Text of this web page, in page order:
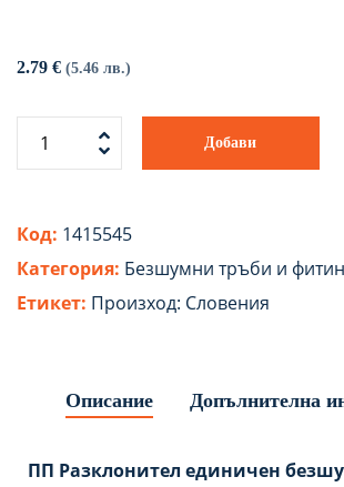
2.79 € (5.46 лв.)
Добави
Код: 1415545
Категория: Безшумни тръби и
Етикет: Произход: Словения
Описание Допълнителна
ПП Разклонител единичен